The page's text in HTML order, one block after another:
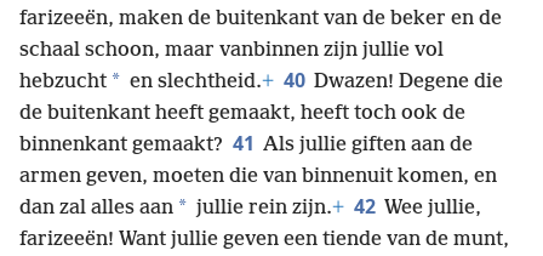
farizeeën, maken de buitenkant van de beker en de
schaal schoon, maar vanbinnen zijn jullie vol
hebzucht * en slechtheid.+ 40 Dwazen! Degene die
de buitenkant heeft gemaakt, heeft toch ook de
binnenkant gemaakt? 41 Als jullie giften aan de
armen geven, moeten die van binnenuit komen, en
dan zal alles aan * jullie rein zijn.+ 42 Wee jullie,
farizeeën! Want jullie geven een tiende van de munt,